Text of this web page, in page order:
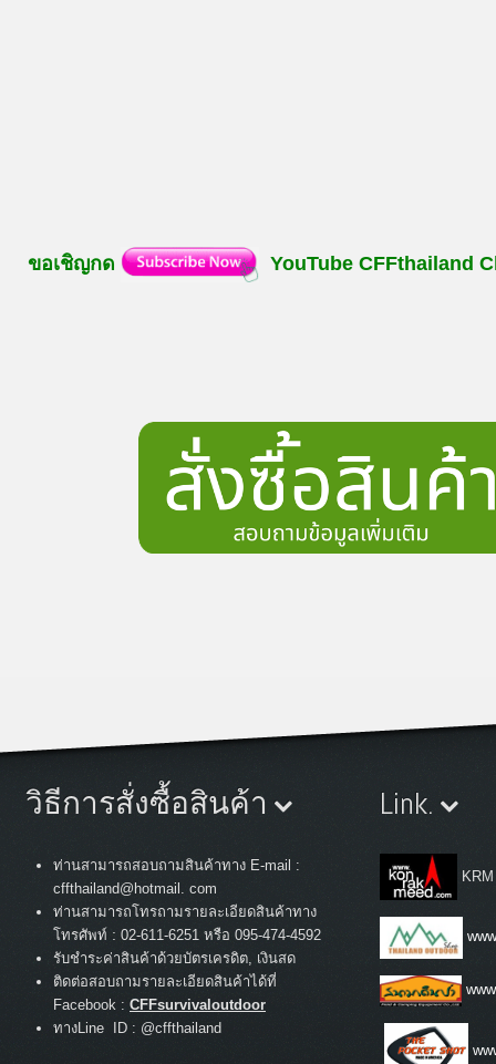
ขอเชิญกด YouTube CFFthailand
วิธีการสั่งซื้อสินค้า
ท่านสามารถสอบถามสินค้าทาง E-mail :
cffthailand@hotmail. com
ท่านสามารถโทรถามรายละเอียดสินค้าทาง
โทรศัพท์ : 02-611-6251 หรือ 095-474-4592
รับชำระค่าสินค้าด้วยบัตรเครดิต, เงินสด
ติดต่อสอบถามรายละเอียดสินค้าได้ที่
Facebook : CFFsurvivaloutdoor
ทางLine ID : @cffthailand
Link.
KRM